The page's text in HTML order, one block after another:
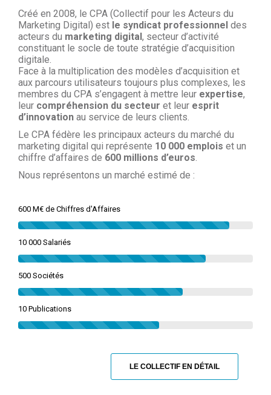
Créé en 2008, le CPA (Collectif pour les Acteurs du
Marketing Digital) est le syndicat professionnel des
acteurs du marketing digital, secteur d’activité
constituant le socle de toute stratégie d’acquisition
digitale.
Face à la multiplication des modèles d’acquisition et
aux parcours utilisateurs toujours plus complexes, les
membres du CPA s’engagent à mettre leur expertise,
leur compréhension du secteur et leur esprit
d’innovation au service de leurs clients.
Le CPA fédère les principaux acteurs du marché du
marketing digital qui représente 10 000 emplois et un
chiffre d’affaires de 600 millions d’euros.
Nous représentons un marché estimé de :
600 M€ de Chiffres d'Affaires
10 000 Salariés
500 Sociétés
10 Publications
LE COLLECTIF EN DÉTAIL